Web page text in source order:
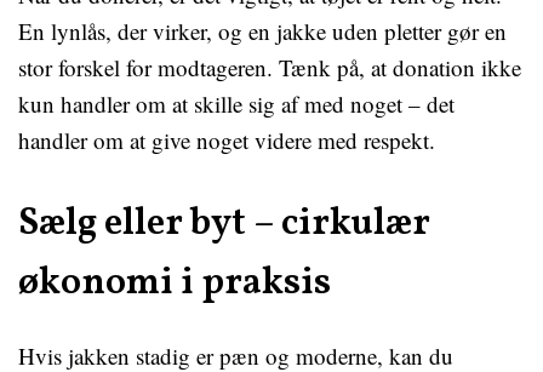
En lynlås, der virker, og en jakke uden pletter gør en
stor forskel for modtageren. Tænk på, at donation ikke
kun handler om at skille sig af med noget – det
handler om at give noget videre med respekt.
Sælg eller byt – cirkulær
økonomi i praksis
Hvis jakken stadig er pæn og moderne, kan du